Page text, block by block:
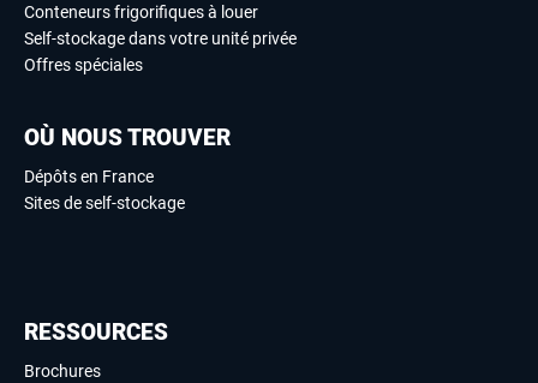
Conteneurs frigorifiques à louer
Self-stockage dans votre unité privée
Offres spéciales
OÙ NOUS TROUVER
Dépôts en France
Sites de self-stockage
RESSOURCES
Brochures